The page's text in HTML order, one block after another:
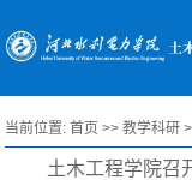
当前位置:首页 >>教学科研
土木工程学院召